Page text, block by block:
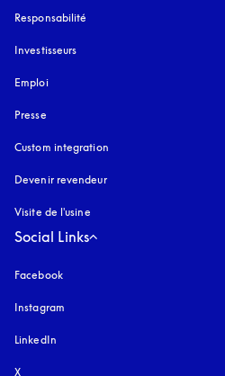
Responsabilité
Investisseurs
Emploi
Presse
Custom integration
Devenir revendeur
Visite de l'usine
Social Links
Facebook
Instagram
LinkedIn
X